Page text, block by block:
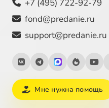
+7 (495) 722-92-79
fond@predanie.ru
support@predanie.ru
Мне нужна помощь